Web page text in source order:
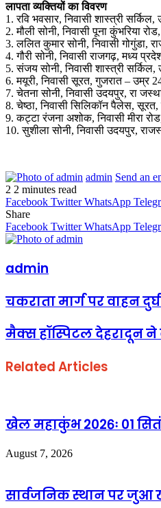
लापता व्यक्तियों का विवरण
1. रवि भवसार, निवासी शास्त्री
2. मौली सोनी, निवासी पूना कुंभरिया
3. ललित कुमार सोनी, निवासी गोगुंडा,
4. गौरी सोनी, निवासी राजगढ़, मध्य
5. संजय सोनी, निवासी शास्त्री
6. मयूरी, निवासी सूरत, गुजरात – उम्र 24
7. चेतना सोनी, निवासी उदयपुर, रा
8. चेष्ठा, निवासी सिलिकॉन पैलेस, सूरत,
9. कट्टा रंजना अशोक, निवासी मीरा
10. सुशीला सोनी, निवासी उदयपुर,
admin Send an
2 2 minutes read
Facebook Twitter WhatsApp
Share
Facebook Twitter WhatsApp
admin
चकराता मार्ग पर वाहन
मैक्स हॉस्पिटल देहरादून
Related Articles
खेल महाकुंभ 2026ः 01
August 7, 2026
सार्वजनिक स्थान पर जुआ